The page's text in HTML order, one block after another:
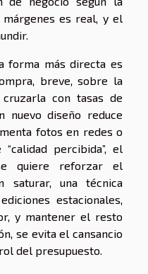
es real, y el
forma más directa es
breve, sobre la
con tasas de
nuevo diseño reduce
fotos en redes o
percibida”, el
quiere reforzar el
saturar, una técnica
estacionales,
y mantener el resto
se evita el cansancio
del presupuesto.